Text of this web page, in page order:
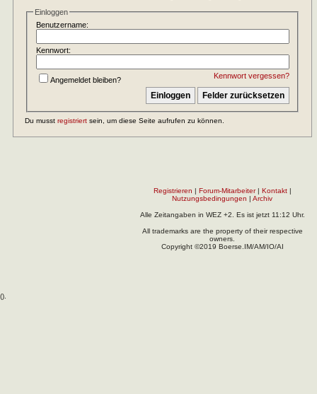
Einloggen
Benutzername:
Kennwort:
Kennwort vergessen?
Angemeldet bleiben?
Du musst registriert sein, um diese Seite aufrufen zu können.
Registrieren | Forum-Mitarbeiter| Kontakt|
Nutzungsbedingungen | Archiv
Alle Zeitangaben in WEZ +2. Es ist jetzt 11:12 Uhr.
All trademarks are the property of their respective
owners.
Copyright ©2019 Boerse.IM/AM/IO/AI
().